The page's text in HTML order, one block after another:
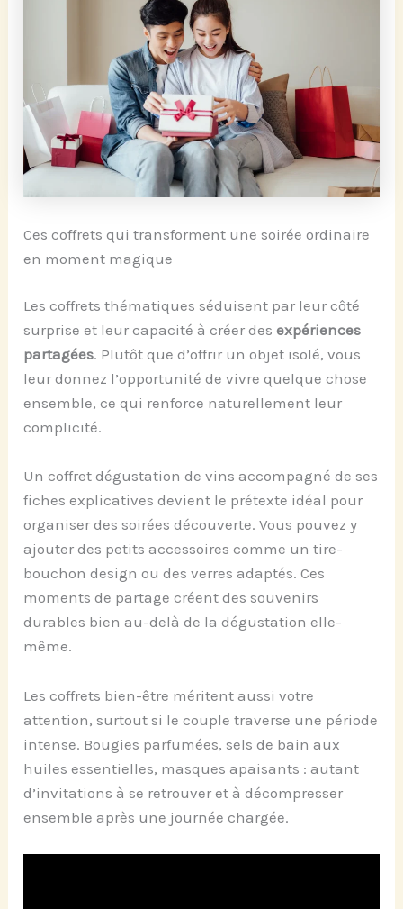
Ces coffrets qui transforment une soirée ordinaire
en moment magique
Les coffrets thématiques séduisent par leur côté
surprise et leur capacité à créer desexpériences
partagées. Plutôt que d’offrir un objet isolé, vous
leur donnez l’opportunité de vivre quelque chose
ensemble, ce qui renforce naturellement leur
complicité.
Un coffret dégustation de vins accompagné de ses
fiches explicatives devient le prétexte idéal pour
organiser des soirées découverte. Vous pouvez y
ajouter des petits accessoires comme un tire-
bouchon design ou des verres adaptés. Ces
moments de partage créent des souvenirs
durables bien au-delà de la dégustation elle-
même.
Les coffrets bien-être méritent aussi votre
attention, surtout si le couple traverse une période
intense. Bougies parfumées, sels de bain aux
huiles essentielles, masques apaisants : autant
d’invitations à se retrouver et à décompresser
ensemble après une journée chargée.